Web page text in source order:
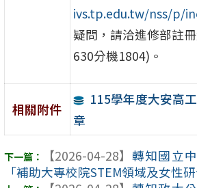
ivs.tp.edu.tw/nss/p/
疑問，請洽進修部註
630分機1804)。
相關附件
115學年度大安高
章
【2026-04-28】 轉知國立
「補助大專校院STEM領域及女性